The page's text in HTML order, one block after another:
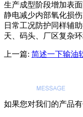
生产成型阶段增加表
静电减少内部氧化损伤
日常工况防护同样辅
天、码头、厂区复杂
上一篇: 简述一下输油
如果您对我们的产品